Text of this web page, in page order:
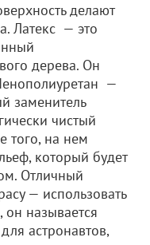
делают
Латекс — это
дерева. Он
—
заменитель
чистый
того, на нем
который будет
Отличный
— использовать
называется
астронавтов,